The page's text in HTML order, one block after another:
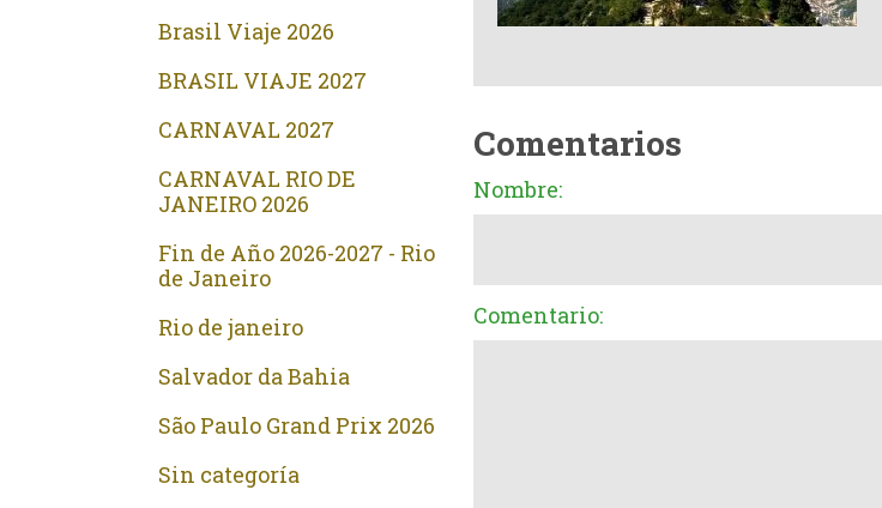
Brasil Viaje 2026
BRASIL VIAJE 2027
CARNAVAL 2027
CARNAVAL RIO DE
JANEIRO 2026
Fin de Año 2026-2027 - Rio
de Janeiro
Rio de janeiro
Salvador da Bahia
São Paulo Grand Prix 2026
Sin categoría
Comentarios
Nombre:
Comentario: